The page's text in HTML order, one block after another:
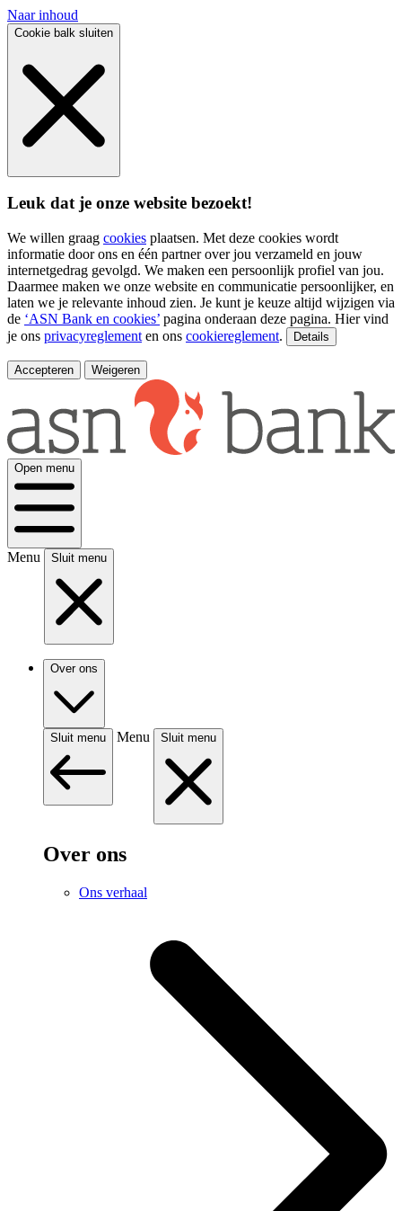
Naar inhoud
Cookie balk sluiten
Leuk dat je onze website bezoekt!
We willen graag cookies plaatsen. Met deze cookies wordt
informatie door ons en één partner over jou verzameld en jouw
internetgedrag gevolgd. We maken een persoonlijk profiel van jou.
Daarmee maken we onze website en communicatie persoonlijker, en
laten we je relevante inhoud zien. Je kunt je keuze altijd wijzigen via
de ‘ASN Bank en cookies’ pagina onderaan deze pagina. Hier vind
je ons privacyreglement en ons cookiereglement. Details
Accepteren Weigeren
Open menu
Menu Sluit menu
Over ons
Sluit menu Menu Sluit menu
Over ons
Ons verhaal